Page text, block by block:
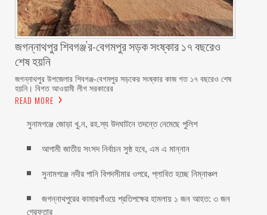
জগন্নাথপুর শিবগঞ্জ’র-বেগমপুর সড়ক সংষ্কার ১৭ বছরেও
শেষ হয়নি
জগন্নাথপুর উপজেলার শিবগঞ্জ-বেগমপুর সড়কের সংষ্কার কাজ গত ১৭ বছরেও শেষ
হয়নি। বিগত আওয়ামী লীগ সরকারের
READ MORE
সুনামগঞ্জে জোড়া খু.ন, রহ.স্য উদঘাটনে তদন্তে নেমেছে পুলিশ
আগামী জাতীয় সংসদ নির্বাচন সুষ্ঠ হবে, এম এ মান্নান
সুনামগঞ্জে নদীর পানি বিপদসীমার ওপরে, প্লাবিত হচ্ছে নিম্নাঞ্চল
জগন্নাথপুরের কামারগাঁওয়ে প্রতিপক্ষের হামলায় ১ জন আহত: ৩ জন
গ্রেফতার